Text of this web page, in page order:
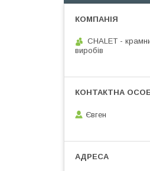
CHALET -
виробів
Євген